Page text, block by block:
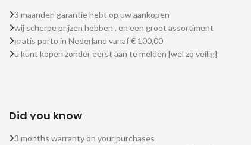
3 maanden garantie hebt op uw aankopen
wij scherpe prijzen hebben , en een groot assortiment
gratis porto in Nederland vanaf € 100,00
u kunt kopen zonder eerst aan te melden [wel zo veilig]
Did you know
3 months warranty on your purchases